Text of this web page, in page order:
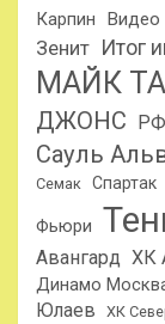
Карпин
Видео
Зенит Итог
МАЙК
ДЖОНС
Сауль
Семак Спартак
Фьюри
Авангард ХК
Динамо
Юлаев
ХК